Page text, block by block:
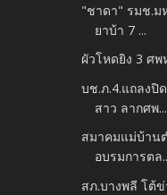
"ชาดา" รมช.ม
ยาบ้า 7 ...
ผัวโหดยิง 3 ศ
บช.ภ.4.แถลง
สาว ลากศพ...
สมาคมแม่บ้าน
อบรมการตล
สภ.บางพลี โต้ข่